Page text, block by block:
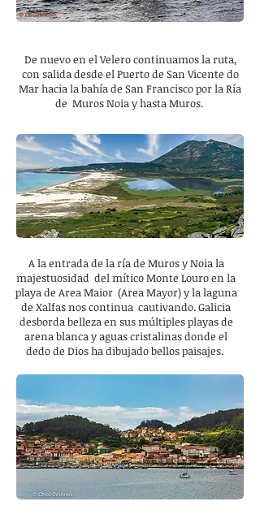
De nuevo en el Velero continuamos la ruta,
con salida desde el Puerto de San Vicente do
Mar hacia la bahía de San Francisco por la Ría
de Muros Noia y hasta Muros.
A la entrada de la ría de Muros y Noia la
majestuosidad del mítico Monte Louro en la
playa de Area Maior (Area Mayor) y la laguna
de Xalfas nos continua cautivando. Galicia
desborda belleza en sus múltiples playas de
arena blanca y aguas cristalinas donde el
dedo de Dios ha dibujado bellos paisajes.